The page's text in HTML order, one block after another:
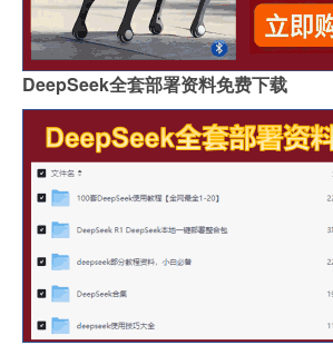
DeepSeek全套部署资料免费下载